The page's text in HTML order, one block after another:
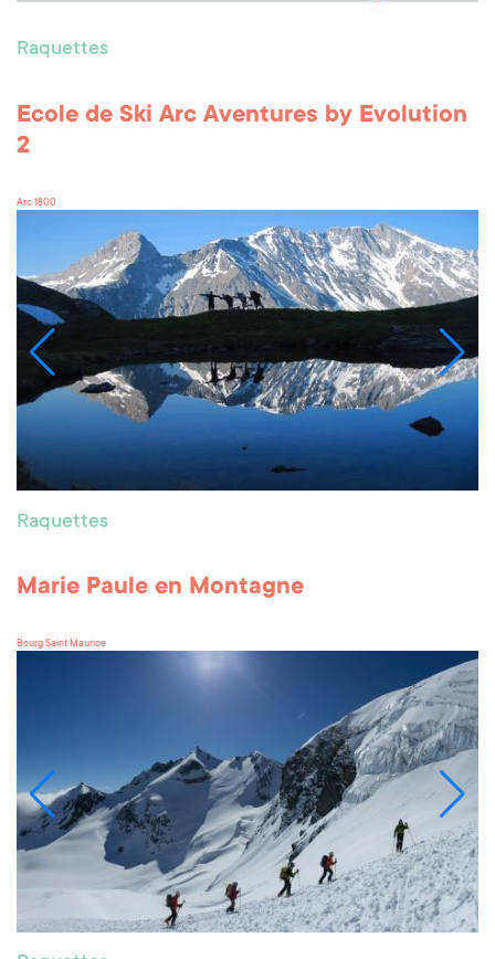
Raquettes
Ecole de Ski Arc Aventures by Evolution
2
Arc 1800
Raquettes
Marie Paule en Montagne
Bourg Saint Maurice